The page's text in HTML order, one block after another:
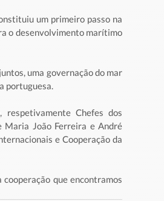
um primeiro passo na
o desenvolvimento marítimo
uma governação do mar
portuguesa.
Chefes dos
Maria João Ferreira e André
e Cooperação da
que encontramos